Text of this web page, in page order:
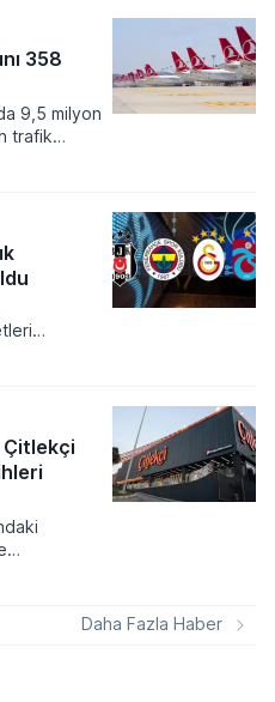
358
9,5 milyon
trafik
siyah-
oranında
Çitlekçi
TL fiyat
değerli
bir arz
Daha Fazla Haber